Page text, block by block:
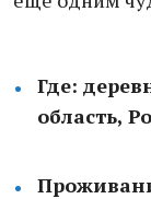
Где:
область,